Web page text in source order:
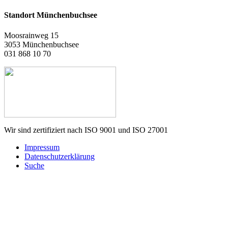
Standort Münchenbuchsee
Moosrainweg 15
3053 Münchenbuchsee
031 868 10 70
Wir sind zertifiziert nach ISO 9001 und ISO 27001
Impressum
Datenschutzerklärung
Suche